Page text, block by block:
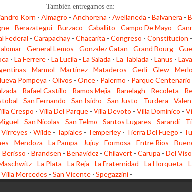
También entregamos en:
Korn - Almagro - Anchorena - Avellaneda - Balvanera -
- Berazategui - Burzaco - Caballito - Campo De Mayo -
Federal - Carapachay - Chacarita - Congreso - Constitucion -
- General Lemos - Gonzalez Catan - Grand Bourg -
- La Ferrere - La Lucila - La Salada - La Tablada - Lanus -
- Marmol - Martinez - Mataderos - Gerli - Glew - Merlo
Pompeya - Olivos - Once - Palermo - Parque Centenario
- Rafael Castillo - Ramos Mejia - Ranelagh - Recoleta -
- San Fernando - San Isidro - San Justo - Turdera -
Crespo - Villa Del Parque - Villa Devoto - Villa Dominico -
- San Nicolas - San Telmo - Santos Lugares - Sarandi -
Virreyes - Wilde - Tapiales - Temperley - Tierra Del Fuego -
- Mendoza - La Pampa - Jujuy - Formosa - Entre Rios -
Berisso - Brandsen - Benavidez - Chilavert - Carupa - Del Viso
- La Plata - La Reja - La Fraternidad - La Horqueta -
Villa Mercedes - San Vicente - Spegazzini -